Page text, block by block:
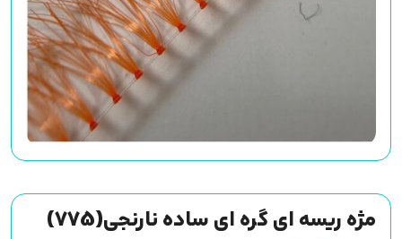
مژه ریسه ای گره ای ساده نارنجی(775)